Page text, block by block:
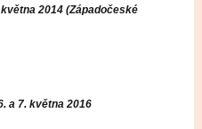
2014 (Západočeské
a 7. května 2016